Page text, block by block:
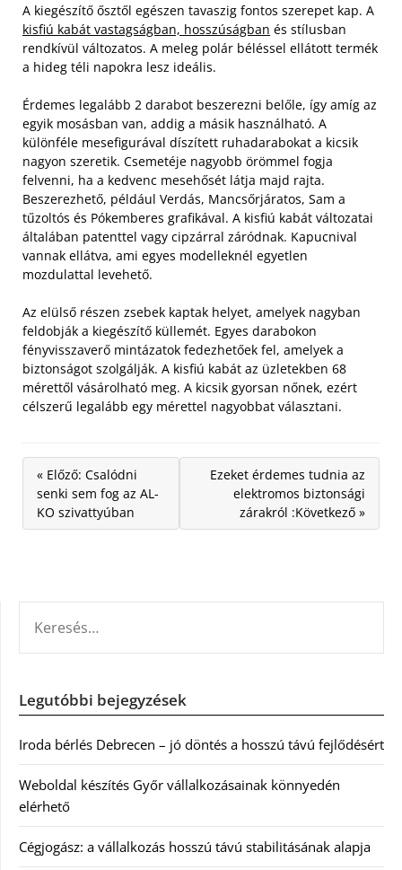
A kiegészítő ősztől egészen tavaszig fontos szerepet kap. A
kisfiú kabát vastagságban, hosszúságban és stílusban
rendkívül változatos. A meleg polár béléssel ellátott termék
a hideg téli napokra lesz ideális.
Érdemes legalább 2 darabot beszerezni belőle, így amíg az
egyik mosásban van, addig a másik használható. A
különféle mesefigurával díszített ruhadarabokat a kicsik
nagyon szeretik. Csemetéje nagyobb örömmel fogja
felvenni, ha a kedvenc mesehősét látja majd rajta.
Beszerezhető, például Verdás, Mancsőrjáratos, Sam a
tűzoltós és Pókemberes grafikával. A kisfiú kabát változatai
általában patenttel vagy cipzárral záródnak. Kapucnival
vannak ellátva, ami egyes modelleknél egyetlen
mozdulattal levehető.
Az elülső részen zsebek kaptak helyet, amelyek nagyban
feldobják a kiegészítő küllemét. Egyes darabokon
fényvisszaverő mintázatok fedezhetőek fel, amelyek a
biztonságot szolgálják. A kisfiú kabát az üzletekben 68
mérettől vásárolható meg. A kicsik gyorsan nőnek, ezért
célszerű legalább egy mérettel nagyobbat választani.
« Előző: Csalódni
senki sem fog az AL-
KO szivattyúban
Ezeket érdemes tudnia az
elektromos biztonsági
zárakról :Következő »
Legutóbbi bejegyzések
Iroda bérlés Debrecen – jó döntés a hosszú távú fejlődésért
Weboldal készítés Győr vállalkozásainak könnyedén
elérhető
Cégjogász: a vállalkozás hosszú távú stabilitásának alapja